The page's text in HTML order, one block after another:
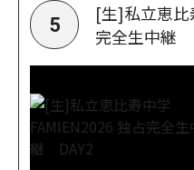
5
[生]私立恵比
完全生中継